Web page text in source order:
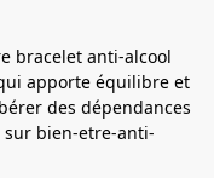
bracelet anti-alcool
apporte équilibre et
des dépendances
sur bien-etre-anti-